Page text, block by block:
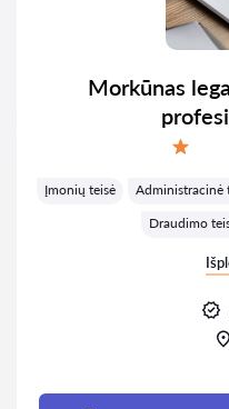
Morkūnas
Įmonių teisė Administracinė
Draudimo